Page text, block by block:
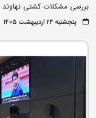
بررسی مشکلات کشتی
پنجشنبه ۲۴ اردیبهشت ۱۴۰۵